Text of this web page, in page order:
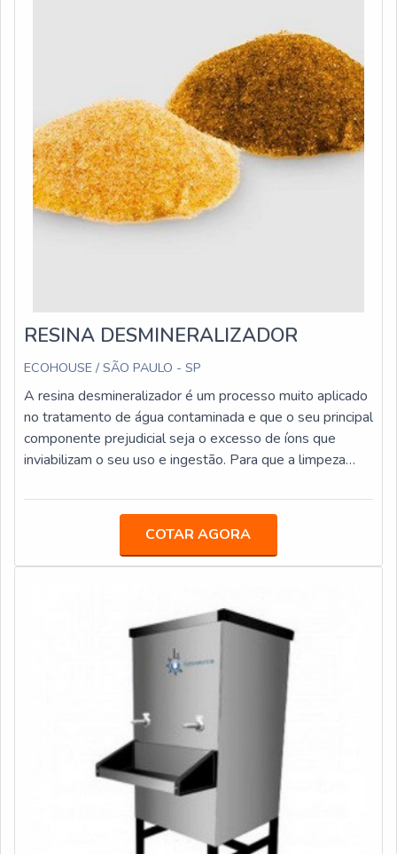
RESINA DESMINERALIZADOR
ECOHOUSE / SÃO PAULO - SP
A resina desmineralizador é um processo muito aplicado
no tratamento de água contaminada e que o seu principal
componente prejudicial seja o excesso de íons que
inviabilizam o seu uso e ingestão. Para que a limpeza
desenvolvidos com essa finalidade, é necessária a
OFERECE DIVERSOS MODELOSAo contrário de outros
tratamentos de descontaminação da água, os
versáteis, isso porque admite o uso dos três principais
modelos de resina disponíveis no mercado. Conheça:
Resina aniônica; Resina catiônica; Resina mista, que é a
mistura das versões catiônica e aniônica.Os modelos de
resinas usadas em processos de desmineralização
também oferecem tipos fortes e fracos, para que cada
tratamento e condição de água contaminada tenha a
resina adequada para o seu nível de contaminação. A
atuação da resina na remoção de íons da água é
extremamente natural, uma vez que realiza a troca de
íons contaminados por outros elementos ionizados
presentes na resina em forma de grânulos e moléculas
COTAR AGORA